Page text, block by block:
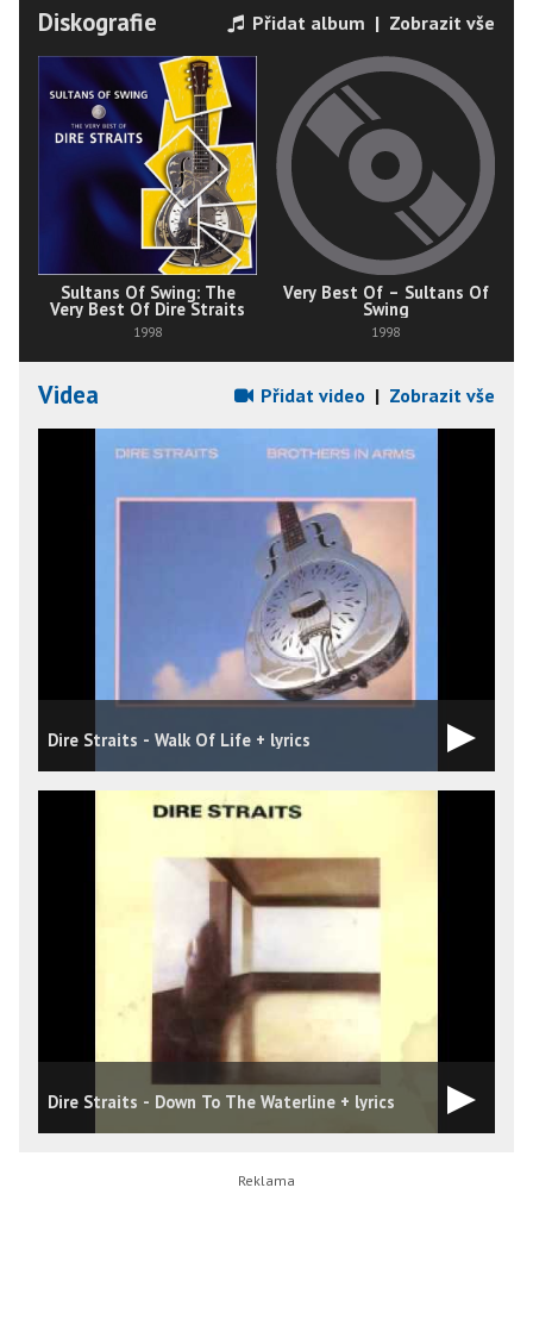
Diskografie Přidat album | Zobrazit vše
Sultans Of Swing: The
Very Best Of Dire Straits
1998
Very Best Of – Sultans Of
Swing
1998
Videa Přidat video | Zobrazit vše
Dire Straits - Walk Of Life + lyrics
Dire Straits - Down To The Waterline + lyrics